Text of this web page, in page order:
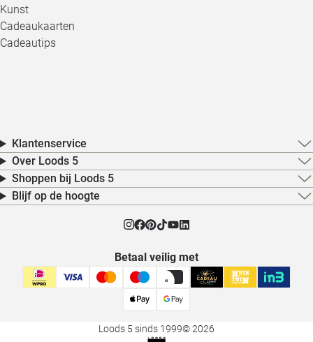
Kunst
Cadeaukaarten
Cadeautips
Klantenservice
Over Loods 5
Shoppen bij Loods 5
Blijf op de hoogte
Betaal veilig met
Loods 5 sinds 1999© 2026